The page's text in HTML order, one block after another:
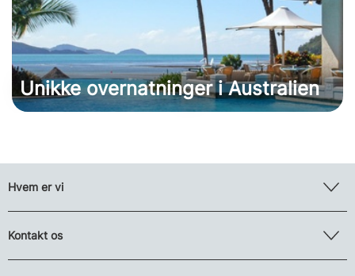
Unikke overnatninger i Australien
Hvem er vi
Kontakt os